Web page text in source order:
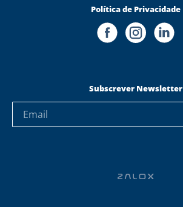
Política de Privacidade
Subscrever Newsletter